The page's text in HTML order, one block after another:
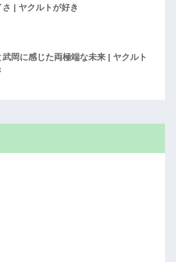
さ | ヤクルトが好き
武岡に感じた両極端な未来 | ヤクルト